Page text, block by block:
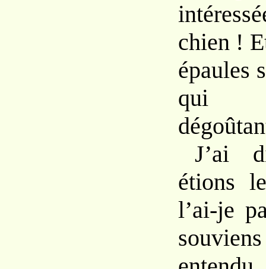
chien !
épaules
J’ai
étions
l’ai-je